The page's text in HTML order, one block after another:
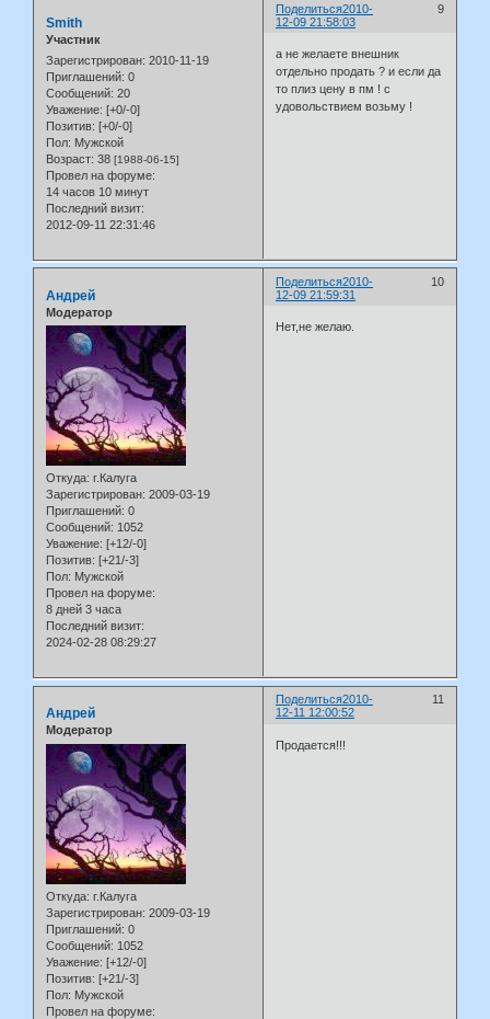
Поделиться 9
2010-
12-09 21:58:03
Smith
Участник
Зарегистрирован: 2010-11-19
Приглашений: 0
Сообщений: 20
Уважение: [+0/-0]
Позитив: [+0/-0]
Пол: Мужской
Возраст: 38 [1988-06-15]
Провел на форуме:
14 часов 10 минут
Последний визит:
2012-09-11 22:31:46
а не желаете внешник
отдельно продать ? и если да
то плиз цену в пм ! с
удовольствием возьму !
Поделиться 10
2010-
12-09 21:59:31
Андрей
Модератор
Откуда: г.Калуга
Зарегистрирован: 2009-03-19
Приглашений: 0
Сообщений: 1052
Уважение: [+12/-0]
Позитив: [+21/-3]
Пол: Мужской
Провел на форуме:
8 дней 3 часа
Последний визит:
2024-02-28 08:29:27
Нет,не желаю.
Поделиться 11
2010-
12-11 12:00:52
Андрей
Модератор
Откуда: г.Калуга
Зарегистрирован: 2009-03-19
Приглашений: 0
Сообщений: 1052
Уважение: [+12/-0]
Позитив: [+21/-3]
Пол: Мужской
Провел на форуме:
Продается!!!